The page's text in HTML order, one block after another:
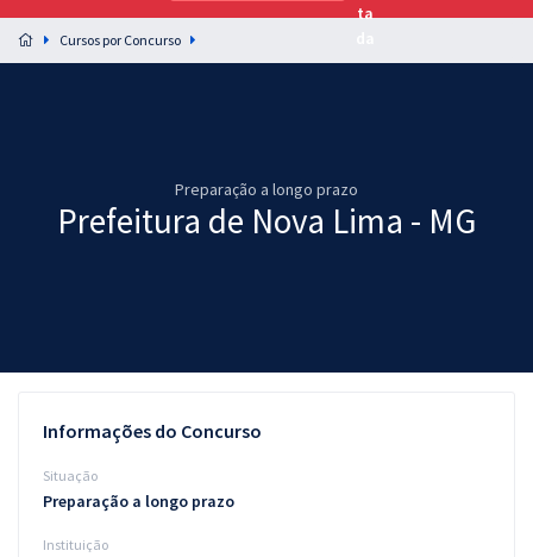
Preparação completa e intensiva para as principais
residências em saúde do Brasil
Questões grátis
Cursos por Concurso
Preparação a longo prazo
Prefeitura de Nova Lima - MG
Informações do Concurso
Situação
Preparação a longo prazo
Instituição